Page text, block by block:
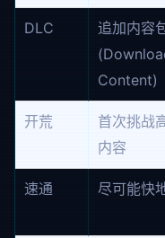
DLC
追加内容
Content)
开荒
首次挑战
内容
速通 尽可能快